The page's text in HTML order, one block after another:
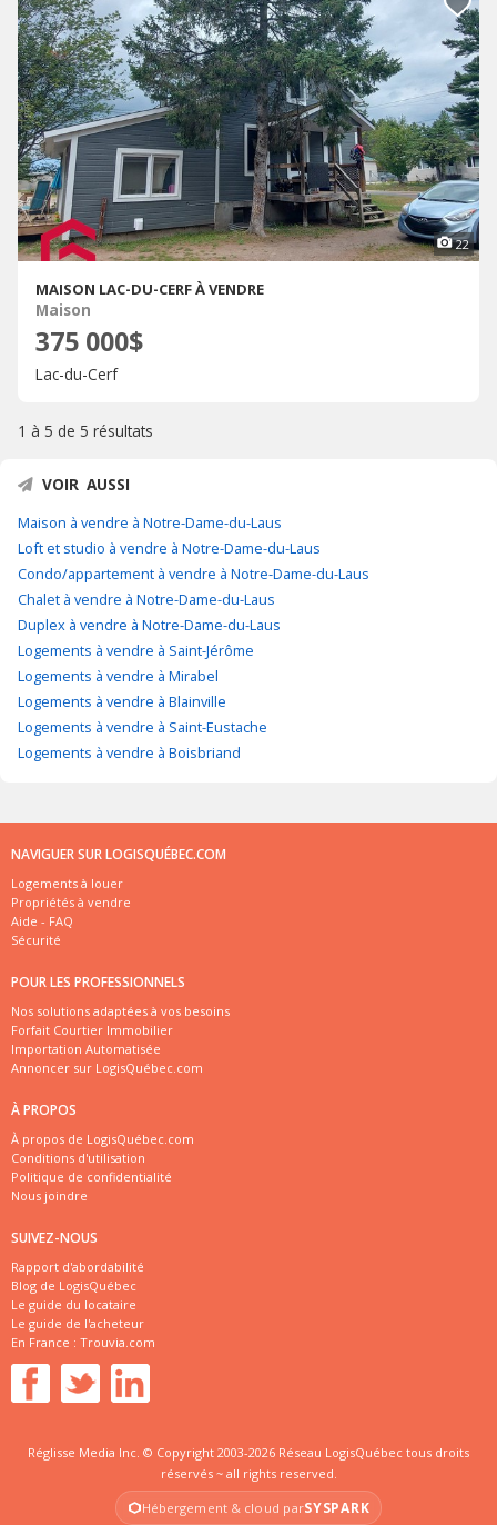
22
MAISON LAC-DU-CERF À VENDRE
Maison
375 000$
Lac-du-Cerf
1 à 5 de 5 résultats
VOIR AUSSI
Maison à vendre à Notre-Dame-du-Laus
Loft et studio à vendre à Notre-Dame-du-Laus
Condo/appartement à vendre à Notre-Dame-du-Laus
Chalet à vendre à Notre-Dame-du-Laus
Duplex à vendre à Notre-Dame-du-Laus
Logements à vendre à Saint-Jérôme
Logements à vendre à Mirabel
Logements à vendre à Blainville
Logements à vendre à Saint-Eustache
Logements à vendre à Boisbriand
NAVIGUER SUR LOGISQUÉBEC.COM
Logements à louer
Propriétés à vendre
Aide - FAQ
Sécurité
POUR LES PROFESSIONNELS
Nos solutions adaptées à vos besoins
Forfait Courtier Immobilier
Importation Automatisée
Annoncer sur LogisQuébec.com
À PROPOS
À propos de LogisQuébec.com
Conditions d'utilisation
Politique de confidentialité
Nous joindre
SUIVEZ-NOUS
Rapport d'abordabilité
Blog de LogisQuébec
Le guide du locataire
Le guide de l'acheteur
En France : Trouvia.com
Réglisse Media Inc. © Copyright 2003-2026 Réseau LogisQuébec tous droits
réservés ~ all rights reserved.
Hébergement & cloud parSYSPARK